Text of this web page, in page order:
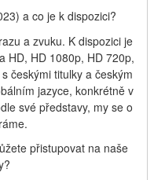
a co je k dispozici?
a zvuku. K dispozici je
HD, HD 1080p, HD 720p,
českými titulky a českým
jazyce, konkrétně v
své představy, my se o
přistupovat na naše